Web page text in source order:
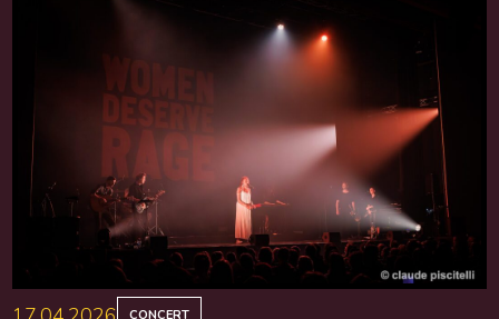
CONCERT